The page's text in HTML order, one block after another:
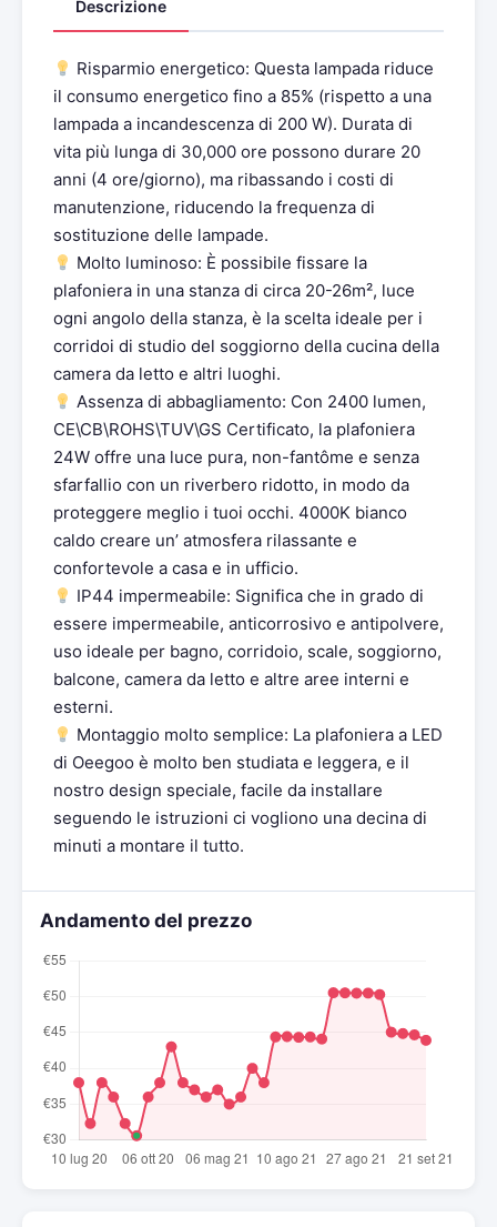
Descrizione
Risparmio energetico: Questa lampada riduce
il consumo energetico fino a 85% (rispetto a una
lampada a incandescenza di 200 W). Durata di
vita più lunga di 30,000 ore possono durare 20
anni (4 ore/giorno), ma ribassando i costi di
manutenzione, riducendo la frequenza di
sostituzione delle lampade.
Molto luminoso: È possibile fissare la
plafoniera in una stanza di circa 20-26m², luce
ogni angolo della stanza, è la scelta ideale per i
corridoi di studio del soggiorno della cucina della
camera da letto e altri luoghi.
Assenza di abbagliamento: Con 2400 lumen,
CE\CB\ROHS\TUV\GS Certificato, la plafoniera
24W offre una luce pura, non-fantôme e senza
sfarfallio con un riverbero ridotto, in modo da
proteggere meglio i tuoi occhi. 4000K bianco
caldo creare un’ atmosfera rilassante e
confortevole a casa e in ufficio.
IP44 impermeabile: Significa che in grado di
essere impermeabile, anticorrosivo e antipolvere,
uso ideale per bagno, corridoio, scale, soggiorno,
balcone, camera da letto e altre aree interni e
esterni.
Montaggio molto semplice: La plafoniera a LED
di Oeegoo è molto ben studiata e leggera, e il
nostro design speciale, facile da installare
seguendo le istruzioni ci vogliono una decina di
minuti a montare il tutto.
Andamento del prezzo